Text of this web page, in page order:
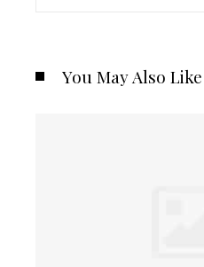
You May Also Like